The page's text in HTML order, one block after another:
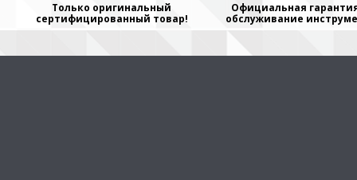
Только оригинальный
сертифицированный товар!
Официальная
обслуживание